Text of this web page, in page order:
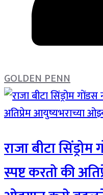
GOLDEN PENN
राजा बीटा
स्पष्ट करतो की